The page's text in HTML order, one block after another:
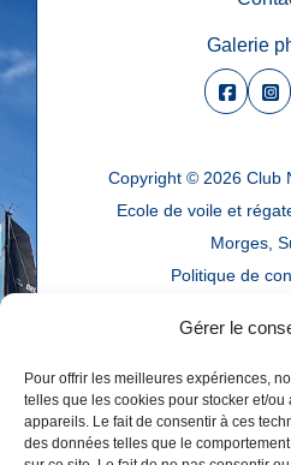
Gérer le
Pour offrir les meilleures expériences,
telles que les cookies pour stocker et/
appareils. Le fait de consentir à ces
des données telles que le
Galerie
Copyright © 2026 Club
Ecole de voile et
Morges,
Politique de